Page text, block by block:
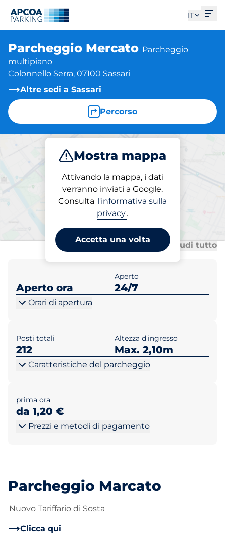
IT
Parcheggio Mercato Parcheggio
multipiano
Colonnello Serra, 07100 Sassari
Altre sedi a Sassari
Percorso
Mostra mappa
Attivando la mappa, i dati
verranno inviati a Google.
Consulta l'informativa sulla
privacy.
Accetta una volta
Parcheggio Abbonamenti
Parcheggio in loco
Parcheggio Mercato
Mostra tutto Chiudi tutto
Aperto ora
Aperto
24/7
Orari di apertura
Posti totali
212
Altezza d'ingresso
Max. 2,10m
Caratteristiche del parcheggio
prima ora
da 1,20 €
Prezzi e metodi di pagamento
Parcheggio Marcato
Nuovo Tariffario di Sosta
Clicca qui